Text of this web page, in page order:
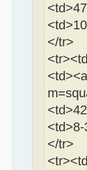
</tr>
</tr>